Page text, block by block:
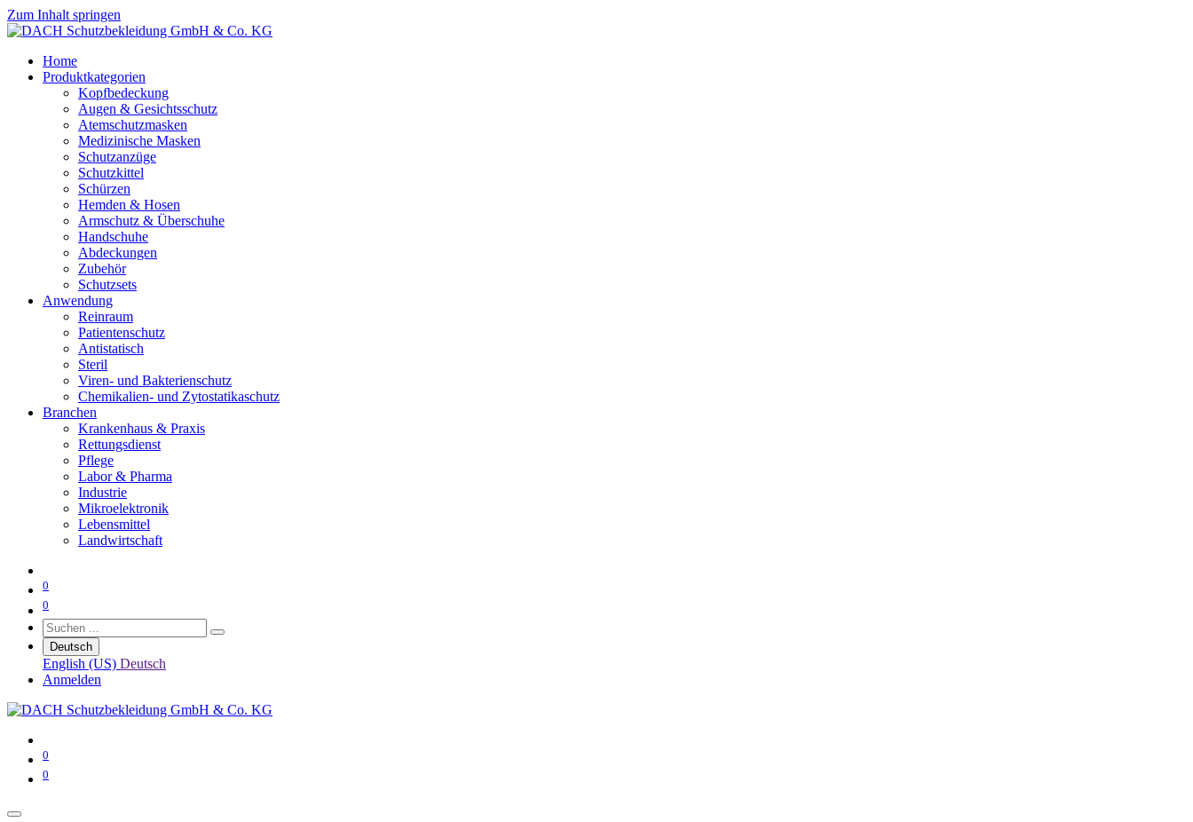
Zum Inhalt springen
Home
Produktkategorien
Kopfbedeckung
Augen & Gesichtsschutz
Atemschutzmasken
Medizinische Masken
Schutzanzüge
Schutzkittel
Schürzen
Hemden & Hosen
Armschutz & Überschuhe
Handschuhe
Abdeckungen
Zubehör
Schutzsets
Anwendung
Reinraum
Patientenschutz
Antistatisch
Steril
Viren- und Bakterienschutz
Chemikalien- und Zytostatikaschutz
Branchen
Krankenhaus & Praxis
Rettungsdienst
Pflege
Labor & Pharma
Industrie
Mikroelektronik
Lebensmittel
Landwirtschaft
0
0
Deutsch
English (US) Deutsch
Anmelden
0
0